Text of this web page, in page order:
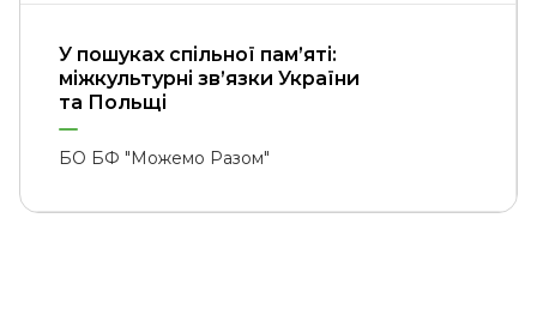
У пошуках спільної пам’яті:
міжкультурні зв’язки України
та Польщі
БО БФ "Можемо Разом"